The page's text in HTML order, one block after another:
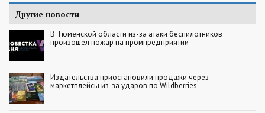
Другие новости
В Тюменской области из-за атаки беспилотников
произошел пожар на промпредприятии
Издательства приостановили продажи через
маркетплейсы из-за ударов по Wildberries